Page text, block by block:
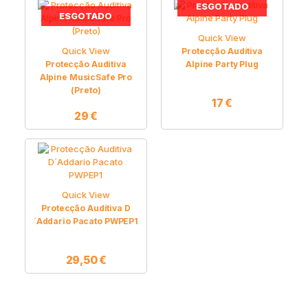
ESGOTADO
Quick View
Protecção Auditiva
Alpine MusicSafe Pro
(Preto)
29€
ESGOTADO
Quick View
Protecção Auditiva
Alpine Party Plug
17€
Quick View
Protecção Auditiva D
´Addario Pacato PWPEP1
29,50€